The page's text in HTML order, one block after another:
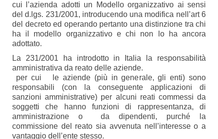
cui l’azienda adotti un Modello organizzativo ai sensi
del d.lgs. 231/2001, introducendo una modifica nell’art 6
del decreto ed operando pertanto una distinzione tra chi
ha il modello organizzativo e chi non lo ha ancora
adottato.
La 231/2001 ha introdotto in Italia la responsabilità
amministrativa da reato delle aziende.
per cui le aziende (più in generale, gli enti) sono
responsabili (con la conseguente applicazioni di
sanzioni amministrative) per alcuni reati commessi da
soggetti che hanno funzioni di rappresentanza, di
amministrazione o da dipendenti, purché la
commissione del reato sia avvenuta nell’interesse o a
vantaggio dell’ente stesso.